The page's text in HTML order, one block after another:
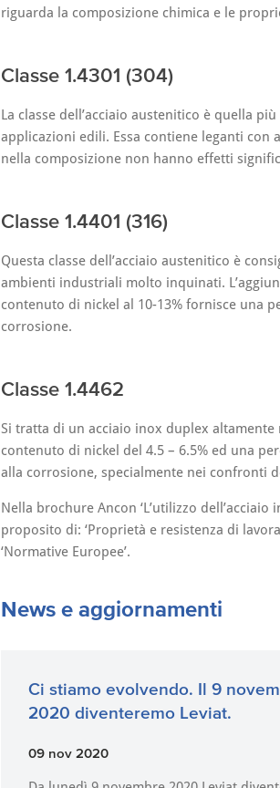
riguarda la composizione chimica e le
Classe 1.4301 (304)
La classe dell’acciaio austenitico è quella
applicazioni edili. Essa contiene leganti con
nella composizione non hanno effetti
Classe 1.4401 (316)
Questa classe dell’acciaio austenitico è
ambienti industriali molto inquinati.
contenuto di nickel al 10-13% fornisce una
corrosione.
Classe 1.4462
Si tratta di un acciaio inox duplex
contenuto di nickel del 4.5 – 6.5% ed una
alla corrosione, specialmente nei confronti
Nella brochure Ancon ‘L’utilizzo
proposito di: ‘Proprietà e resistenza di
‘Normative Europee’.
News e aggiornamenti
Ci stiamo evolvendo. Il 9
2020 diventeremo Leviat.
09 nov 2020